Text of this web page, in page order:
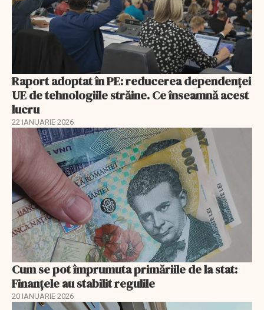
Raport adoptat în PE: reducerea dependenței
UE de tehnologiile străine. Ce înseamnă acest
lucru
22 IANUARIE 2026
Cum se pot împrumuta primăriile de la stat:
Finanțele au stabilit regulile
20 IANUARIE 2026